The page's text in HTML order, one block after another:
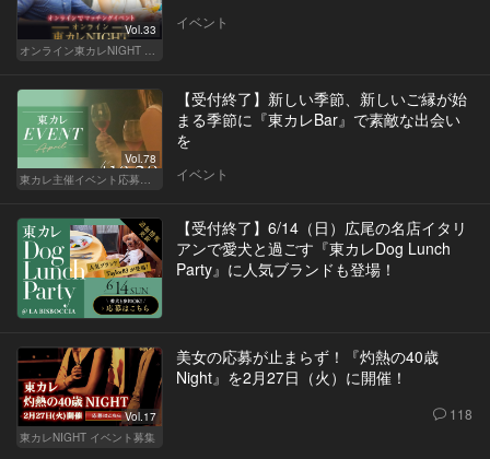
Vol.33
オンライン東カレNIGHT イベント募集
イベント
Vol.78
東カレ主催イベント応募詳細記事一覧
【受付終了】新しい季節、新しいご縁が始
まる季節に『東カレBar』で素敵な出会い
を
イベント
【受付終了】6/14（日）広尾の名店イタリ
アンで愛犬と過ごす『東カレDog Lunch
Party』に人気ブランドも登場！
Vol.17
東カレNIGHT イベント募集
美女の応募が止まらず！『灼熱の40歳
Night』を2月27日（火）に開催！
118